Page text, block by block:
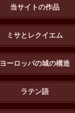
当サイトの作品
ミサとレクイエム
ヨーロッパの城の構造
ラテン語